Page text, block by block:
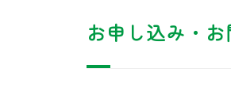
お申し込み・